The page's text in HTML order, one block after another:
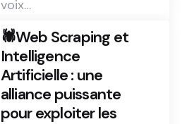
voix…
🕷️Web Scraping et
Intelligence
Artificielle : une
alliance puissante
pour exploiter les